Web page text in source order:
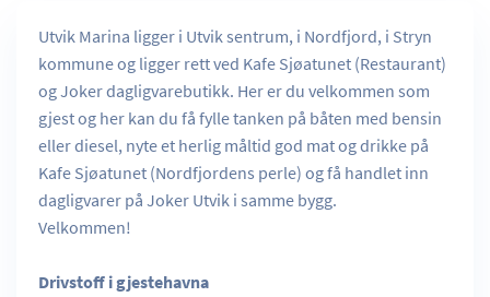
Utvik Marina ligger i Utvik sentrum, i Nordfjord, i Stryn
kommune og ligger rett ved Kafe Sjøatunet (Restaurant)
og Joker dagligvarebutikk. Her er du velkommen som
gjest og her kan du få fylle tanken på båten med bensin
eller diesel, nyte et herlig måltid god mat og drikke på
Kafe Sjøatunet (Nordfjordens perle) og få handlet inn
dagligvarer på Joker Utvik i samme bygg.
Velkommen!
Drivstoff i gjestehavna